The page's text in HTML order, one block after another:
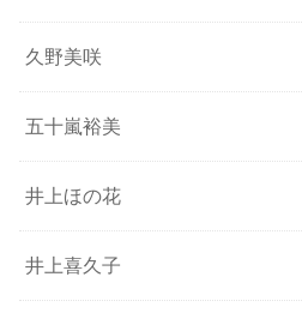
久野美咲
五十嵐裕美
井上ほの花
井上喜久子